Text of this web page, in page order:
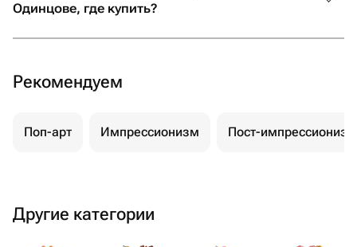
Одинцове, где купить?
Рекомендуем
Поп-арт Импрессионизм Пост-импрессионизм
Другие категории